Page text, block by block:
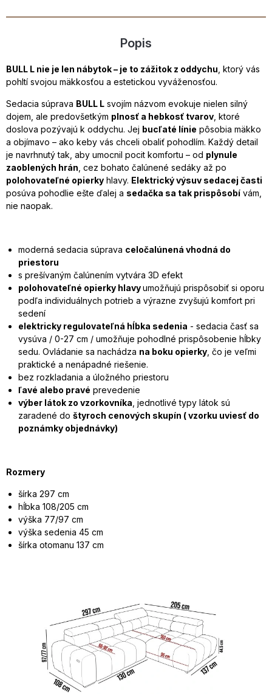
Popis
BULL L nie je len nábytok – je to zážitok z oddychu , ktorý vás
pohltí svojou mäkkosťou a estetickou vyváženosťou.
Sedacia súprava BULL L svojím názvom evokuje nielen silný
dojem, ale predovšetkým plnosť a hebkosť tvarov , ktoré
doslova pozývajú k oddychu. Jej bucľaté línie pôsobia mäkko
a objímavo – ako keby vás chceli obaliť pohodlím. Každý detail
je navrhnutý tak, aby umocnil pocit komfortu – od plynule
zaoblených hrán , cez bohato čalúnené sedáky až po
polohovateľné opierky hlavy. Elektrický výsuv sedacej časti
posúva pohodlie ešte ďalej a sedačka sa tak prispôsobí vám,
nie naopak.
moderná sedacia súprava celočalúnená vhodná do
priestoru
s prešívaným čalúnením vytvára 3D efekt
polohovateľné opierky hlavyumožňujú prispôsobiť si oporu
podľa individuálnych potrieb a výrazne zvyšujú komfort pri
sedení
elektricky regulovateľná hĺbka sedenia - sedacia časť sa
vysúva / 0-27 cm / umožňuje pohodlné prispôsobenie hĺbky
sedu. Ovládanie sa nachádza na boku opierky , čo je veľmi
praktické a nenápadné riešenie.
bez rozkladania a úložného priestoru
ľavé alebo pravé prevedenie
výber látok zo vzorkovníka , jednotlivé typy látok sú
zaradené do štyroch cenových skupín ( vzorku uviesť do
poznámky objednávky)
Rozmery
šírka 297 cm
hĺbka 108/205 cm
výška 77/97 cm
výška sedenia 45 cm
šírka otomanu 137 cm